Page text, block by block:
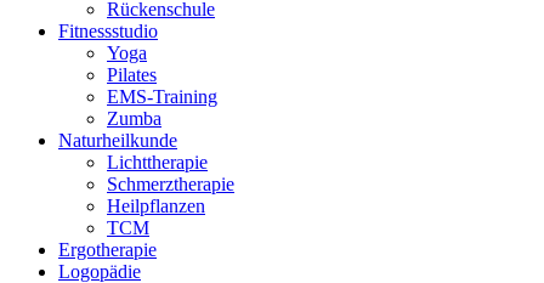
Rückenschule
Fitnessstudio
Yoga
Pilates
EMS-Training
Zumba
Naturheilkunde
Lichttherapie
Schmerztherapie
Heilpflanzen
TCM
Ergotherapie
Logopädie